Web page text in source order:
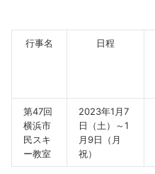
行事名 日程
第47回
横浜市
民スキ
ー教室
2023年1月7
日（土）～1
月9日（月
祝）